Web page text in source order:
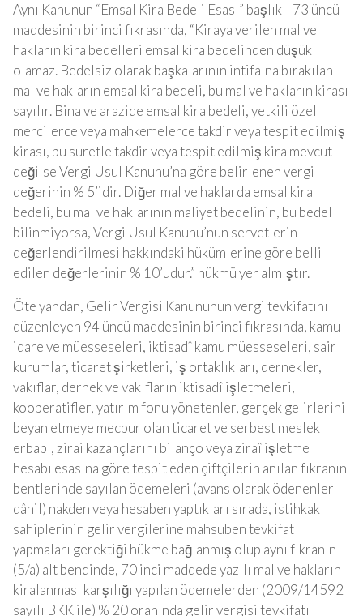
Aynı Kanunun “Emsal Kira Bedeli Esası” başlıklı 73 üncü
maddesinin birinci fıkrasında, “Kiraya verilen mal ve
hakların kira bedelleri emsal kira bedelinden düşük
olamaz. Bedelsiz olarak başkalarının intifaına bırakılan
mal ve hakların emsal kira bedeli, bu mal ve hakların kirası
sayılır. Bina ve arazide emsal kira bedeli, yetkili özel
mercilerce veya mahkemelerce takdir veya tespit edilmiş
kirası, bu suretle takdir veya tespit edilmiş kira mevcut
değilse Vergi Usul Kanunu’na göre belirlenen vergi
değerinin % 5’idir. Diğer mal ve haklarda emsal kira
bedeli, bu mal ve haklarının maliyet bedelinin, bu bedel
bilinmiyorsa, Vergi Usul Kanunu’nun servetlerin
değerlendirilmesi hakkındaki hükümlerine göre belli
edilen değerlerinin % 10’udur.” hükmü yer almıştır.
Öte yandan, Gelir Vergisi Kanununun vergi tevkifatını
düzenleyen 94 üncü maddesinin birinci fıkrasında, kamu
idare ve müesseseleri, iktisadî kamu müesseseleri, sair
kurumlar, ticaret şirketleri, iş ortaklıkları, dernekler,
vakıflar, dernek ve vakıfların iktisadî işletmeleri,
kooperatifler, yatırım fonu yönetenler, gerçek gelirlerini
beyan etmeye mecbur olan ticaret ve serbest meslek
erbabı, zirai kazançlarını bilanço veya ziraî işletme
hesabı esasına göre tespit eden çiftçilerin anılan fıkranın
bentlerinde sayılan ödemeleri (avans olarak ödenenler
dâhil) nakden veya hesaben yaptıkları sırada, istihkak
sahiplerinin gelir vergilerine mahsuben tevkifat
yapmaları gerektiği hükme bağlanmış olup aynı fıkranın
(5/a) alt bendinde, 70 inci maddede yazılı mal ve hakların
kiralanması karşılığı yapılan ödemelerden (2009/14592
sayılı BKK ile) % 20 oranında gelir vergisi tevkifatı